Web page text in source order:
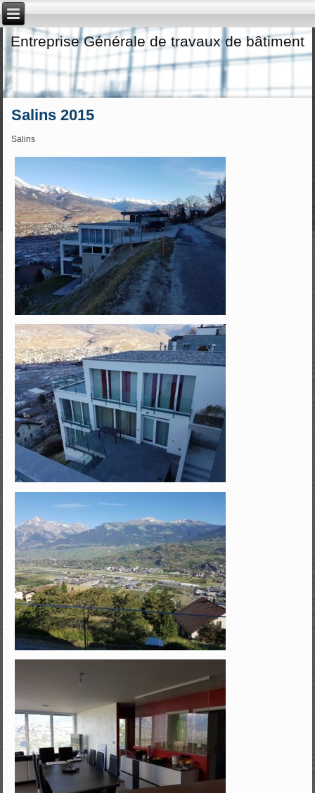
Entreprise Générale de travaux de bâtiment
Salins 2015
Salins